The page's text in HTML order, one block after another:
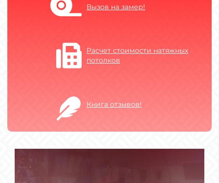
Вызов на замер!
Расчет стоимости натяжных
потолков
Книга отзывов!